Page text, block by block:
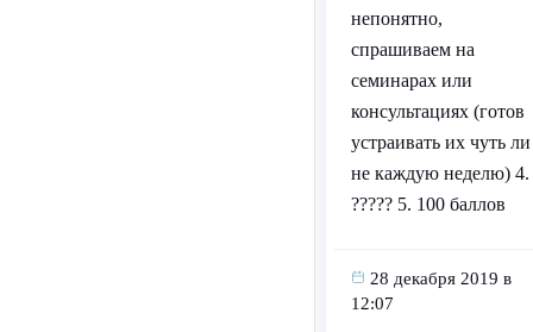
непонятно,
спрашиваем на
семинарах или
консультациях (готов
устраивать их чуть ли
не каждую неделю) 4.
????? 5. 100 баллов
28 декабря 2019 в
12:07